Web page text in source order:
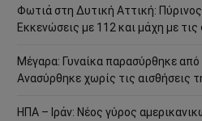
Φωτιά στη Δυτική Αττική:
Εκκενώσεις με 112 και μάχη με
Μέγαρα: Γυναίκα παρασύρθηκε
Ανασύρθηκε χωρίς τις αισθήσεις
ΗΠΑ – Ιράν: Νέος γύρος